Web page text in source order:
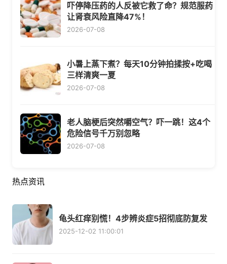
吓停降压药的人反被它救了命？规范服药
让肾衰风险直降47%！
2026-07-08
小暑上蒸下煮？每天10分钟拍揉按+吃喝
三样清爽一夏
2026-07-08
老人脑梗后突然嚼空气？吓一跳！这4个
危险信号千万别忽略
2026-07-08
热点资讯
龟头红痒别慌！4步辨炎症5招彻底防复发
2025-12-02 11:00:01